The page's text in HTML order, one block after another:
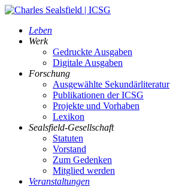
Leben
Werk
Gedruckte Ausgaben
Digitale Ausgaben
Forschung
Ausgewählte Sekundärliteratur
Publikationen der ICSG
Projekte und Vorhaben
Lexikon
Sealsfield-Gesellschaft
Statuten
Vorstand
Zum Gedenken
Mitglied werden
Veranstaltungen